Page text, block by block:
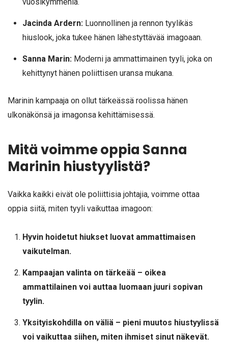
vuosikymmeniä.
Jacinda Ardern:Luonnollinen ja rennon tyylikäs
hiuslook, joka tukee hänen lähestyttävää imagoaan.
Sanna Marin:Moderni ja ammattimainen tyyli, joka on
kehittynyt hänen poliittisen uransa mukana.
Marinin kampaaja on ollut tärkeässä roolissa hänen
ulkonäkönsä ja imagonsa kehittämisessä.
Mitä voimme oppia Sanna
Marinin hiustyylistä?
Vaikka kaikki eivät ole poliittisia johtajia, voimme ottaa
oppia siitä, miten tyyli vaikuttaa imagoon:
Hyvin hoidetut hiukset luovat ammattimaisen
vaikutelman.
Kampaajan valinta on tärkeää – oikea
ammattilainen voi auttaa luomaan juuri sopivan
tyylin.
Yksityiskohdilla on väliä – pieni muutos hiustyylissä
voi vaikuttaa siihen, miten ihmiset sinut näkevät.